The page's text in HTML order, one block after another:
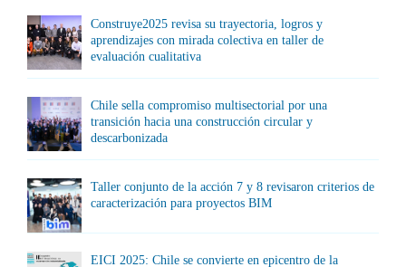
Construye2025 revisa su trayectoria, logros y
aprendizajes con mirada colectiva en taller de
evaluación cualitativa
Chile sella compromiso multisectorial por una
transición hacia una construcción circular y
descarbonizada
Taller conjunto de la acción 7 y 8 revisaron criterios de
caracterización para proyectos BIM
EICI 2025: Chile se convierte en epicentro de la